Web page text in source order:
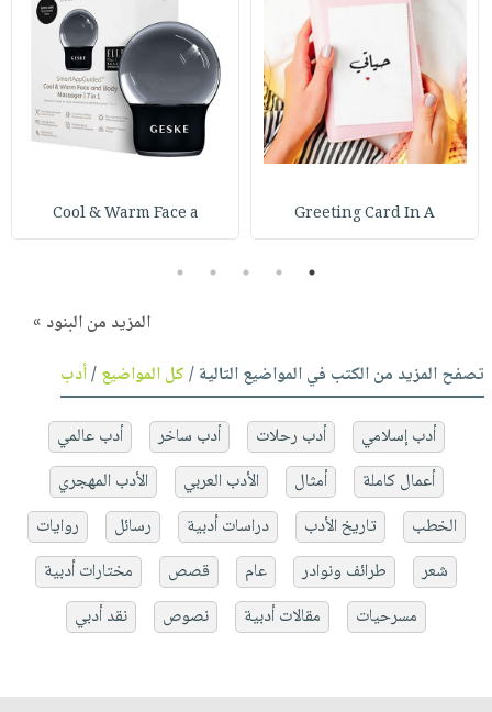
Greeting Card In A
Cool & Warm Face a
1
2
3
4
5
المزيد من البنود »
تصفح المزيد من الكتب في المواضيع التالية /كل المواضيع/أدب
أدب إسلامي أدب رحلات أدب ساخر
أدب عالمي
أعمال كاملة
أمثال الأدب العربي
الأدب المهجري
الخطب
تاريخ الأدب دراسات أدبية رسائل
روايات
شعر
طرائف ونوادر عام قصص
مختارات أدبية
مسرحيات
مقالات أدبية نصوص نقد أدبي